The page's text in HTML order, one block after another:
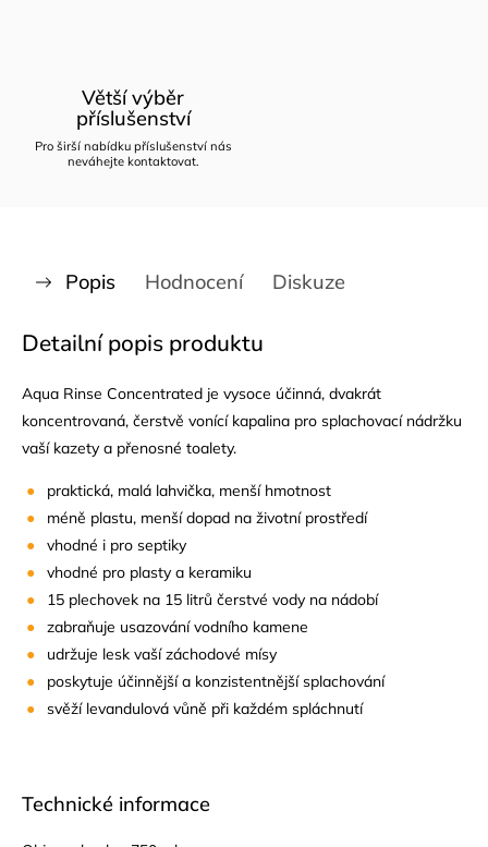
Větší výběr
příslušenství
Pro širší nabídku příslušenství nás
neváhejte kontaktovat.
Popis Hodnocení Diskuze
Detailní popis produktu
Aqua Rinse Concentrated je vysoce účinná, dvakrát
koncentrovaná, čerstvě vonící kapalina pro splachovací nádržku
vaší kazety a přenosné toalety.
praktická, malá lahvička, menší hmotnost
méně plastu, menší dopad na životní prostředí
vhodné i pro septiky
vhodné pro plasty a keramiku
15 plechovek na 15 litrů čerstvé vody na nádobí
zabraňuje usazování vodního kamene
udržuje lesk vaší záchodové mísy
poskytuje účinnější a konzistentnější splachování
svěží levandulová vůně při každém spláchnutí
Technické informace